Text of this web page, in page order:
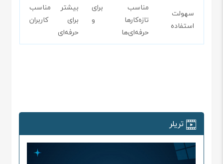
سهولت
استفاده
مناسب برای
تازه‌کارها و
حرفه‌ای‌ها
بیشتر مناسب
برای کاربران
حرفه‌ای
تریلر